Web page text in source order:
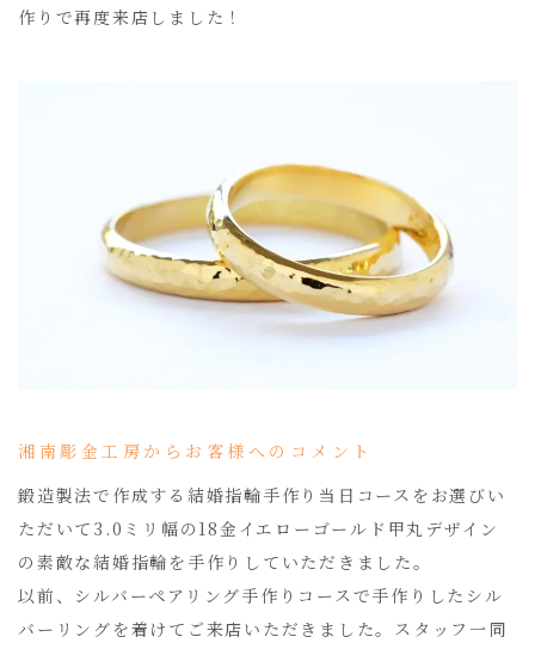
作りで再度来店しました！
湘南彫金工房からお客様へのコメント
鍛造製法で作成する結婚指輪手作り当日コースをお選びい
ただいて3.0ミリ幅の18金イエローゴールド甲丸デザイン
の素敵な結婚指輪を手作りしていただきました。
以前、シルバーペアリング手作りコースで手作りしたシル
バーリングを着けてご来店いただきました。スタッフ一同